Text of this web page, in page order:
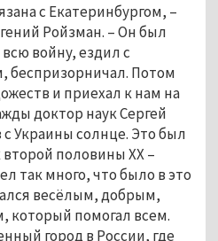
с Екатеринбургом, –
Ройзман. – Он был
войну, ездил с
беспризорничал. Потом
и приехал к нам на
доктор наук Сергей
Украины солнце. Это был
половины XX –
так много, что было в это
весёлым, добрым,
который помогал всем.
город в России, где